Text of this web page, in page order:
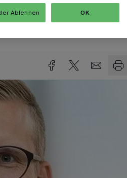
Ablehnen OK